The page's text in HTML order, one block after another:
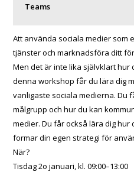
Teams
Att använda sociala medier som
tjänster och marknadsföra ditt
Men det är inte lika självklart hur
denna workshop får du lära dig
vanligaste sociala medierna. Du
målgrupp och hur du kan
medier. Du får också lära dig hur
formar din egen strategi för
När?
Tisdag 2o januari, kl. 09:00–13:00